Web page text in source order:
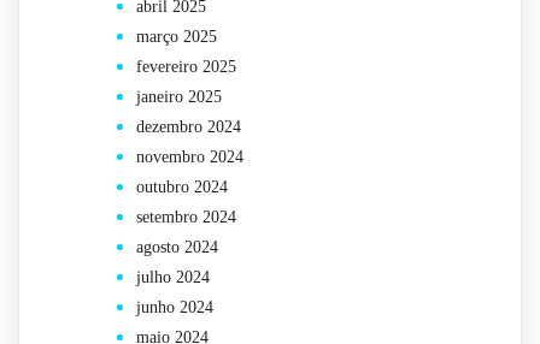
abril 2025
março 2025
fevereiro 2025
janeiro 2025
dezembro 2024
novembro 2024
outubro 2024
setembro 2024
agosto 2024
julho 2024
junho 2024
maio 2024